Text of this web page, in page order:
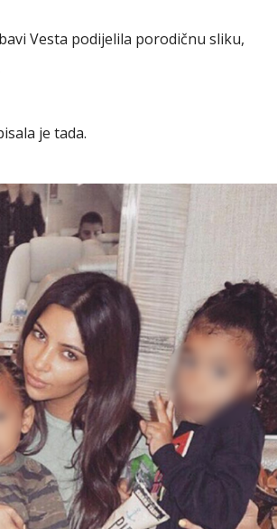
Vesta podijelila porodičnu sliku,
je tada.